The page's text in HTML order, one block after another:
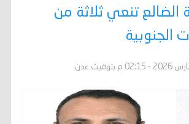
الضالع تنعي ثلاثة من
الجنوبية